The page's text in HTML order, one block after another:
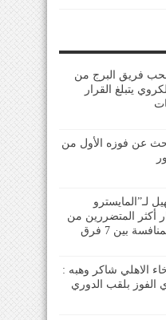
فريق البرج من
يتبلغ القرار
عن فوزه الأول من
لـ”المايسترو
أكثر المتضررين من
بين 7 فرق
الاهلي شاكر وهبه :
الفوز بلقب الدوري